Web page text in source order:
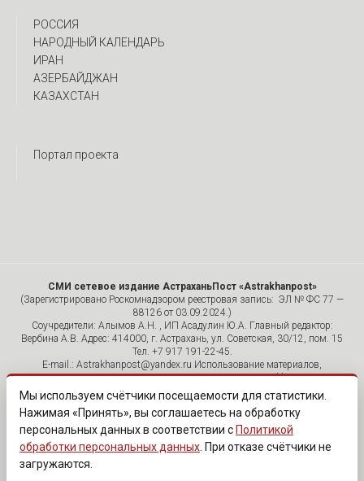
РОССИЯ
НАРОДНЫЙ КАЛЕНДАРЬ
ИРАН
АЗЕРБАЙДЖАН
КАЗАХСТАН
Портал проекта
СМИ сетевое издание АстраханьПост «Astrakhanpost»
(Зарегистрировано Роскомнадзором реестровая запись: ЭЛ № ФС 77 —
88126 от 03.09.2024.)
Соучредители: Алымов А.Н. , ИП Асадулин Ю.А. Главный редактор:
Вербина А.В. Адрес: 414000, г. Астрахань, ул. Советская, 30/12, пом. 15
Тел. +7 917 191-22-45.
E-mail.: Astrakhanpost@yandex.ru Использование материалов,
размещенных на страницах сетевого издания «Astrakhanpost»,
допускается исключительно с указанием источника и публикацией
активной гиперссылки на портал Astrakhanpost.ru. Комментарии
читателей сайта размещаются без предварительного редактирования.
Редакция оставляет за собой право удалить их с сайта или
отредактировать, если указанные сообщения нарушают законы РФ.
«САЙТ ПРЕДНАЗНАЧЕН ДЛЯ АУДИТОРИИ 18+»
Мы используем счётчики посещаемости для статистики.
Нажимая «Принять», вы соглашаетесь на обработку
персональных данных в соответствии с Политикой
обработки персональных данных . При отказе счётчики не
загружаются.